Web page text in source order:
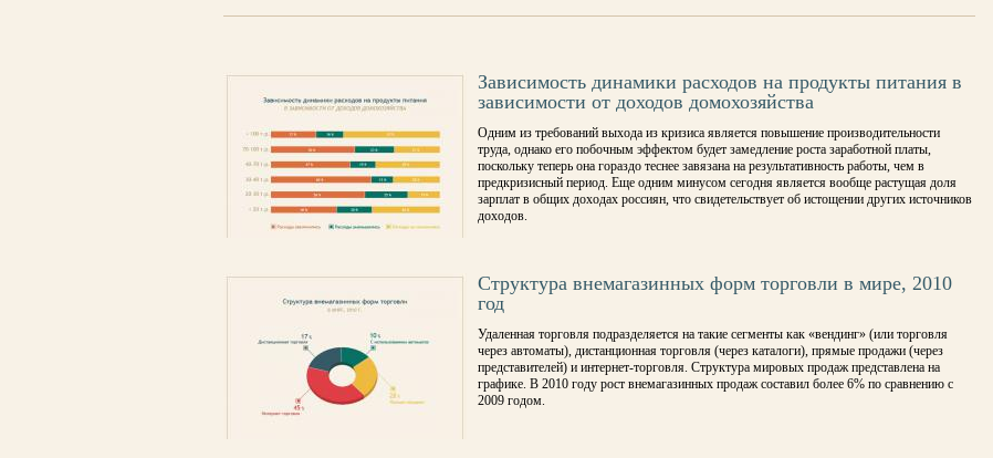
Зависимость динамики расходов на продукты питания в
зависимости от доходов домохозяйства
Одним из требований выхода из кризиса является повышение производительности
труда, однако его побочным эффектом будет замедление роста заработной платы,
поскольку теперь она гораздо теснее завязана на результативность работы, чем в
предкризисный период. Еще одним минусом сегодня является вообще растущая доля
зарплат в общих доходах россиян, что свидетельствует об истощении других источников
доходов.
Структура внемагазинных форм торговли в мире, 2010
год
Удаленная торговля подразделяется на такие сегменты как «вендинг» (или торговля
через автоматы), дистанционная торговля (через каталоги), прямые продажи (через
представителей) и интернет-торговля. Структура мировых продаж представлена на
графике. В 2010 году рост внемагазинных продаж составил более 6% по сравнению с
2009 годом.